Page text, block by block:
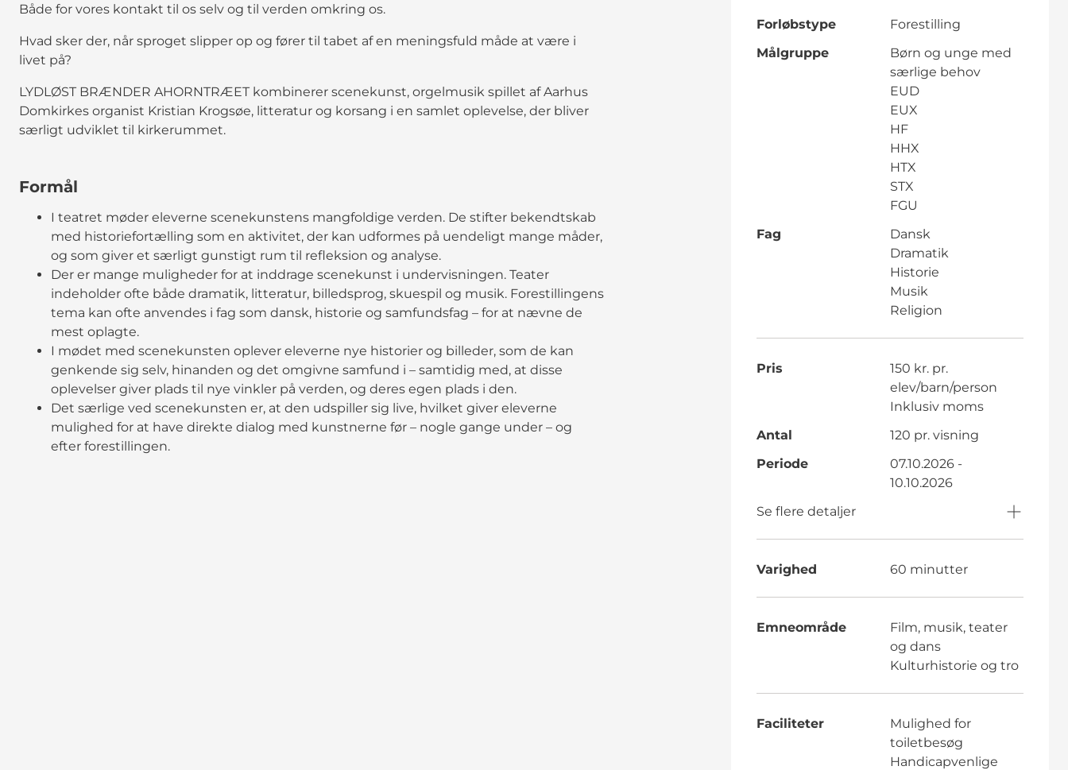
Både for vores kontakt til os selv og til verden omkring os.
Hvad sker der, når sproget slipper op og fører til tabet af en meningsfuld måde at være i
livet på?
LYDLØST BRÆNDER AHORNTRÆET kombinerer scenekunst, orgelmusik spillet af Aarhus
Domkirkes organist Kristian Krogsøe, litteratur og korsang i en samlet oplevelse, der bliver
særligt udviklet til kirkerummet.
Formål
I teatret møder eleverne scenekunstens mangfoldige verden. De stifter bekendtskab
med historiefortælling som en aktivitet, der kan udformes på uendeligt mange måder,
og som giver et særligt gunstigt rum til refleksion og analyse.
Der er mange muligheder for at inddrage scenekunst i undervisningen. Teater
indeholder ofte både dramatik, litteratur, billedsprog, skuespil og musik. Forestillingens
tema kan ofte anvendes i fag som dansk, historie og samfundsfag – for at nævne de
mest oplagte.
I mødet med scenekunsten oplever eleverne nye historier og billeder, som de kan
genkende sig selv, hinanden og det omgivne samfund i – samtidig med, at disse
oplevelser giver plads til nye vinkler på verden, og deres egen plads i den.
Det særlige ved scenekunsten er, at den udspiller sig live, hvilket giver eleverne
mulighed for at have direkte dialog med kunstnerne før – nogle gange under – og
efter forestillingen.
Forløbstype
Forestilling
Målgruppe
Børn og unge med
særlige behov
EUD
EUX
HF
HHX
HTX
STX
FGU
Fag
Dansk
Dramatik
Historie
Musik
Religion
Pris
150 kr. pr.
elev/barn/person
Inklusiv moms
Antal
120 pr. visning
Periode
07.10.2026 -
10.10.2026
Se flere detaljer
Varighed 60 minutter
Emneområde
Film, musik, teater
og dans
Kulturhistorie og tro
Faciliteter
Mulighed for
toiletbesøg
Handicapvenlige